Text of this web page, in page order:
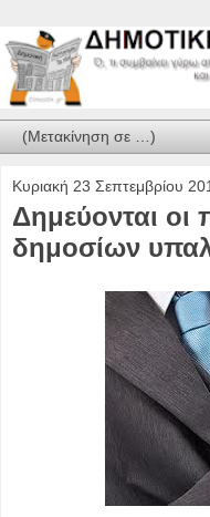
Κυριακή 23 Σεπτεμβρίου
Δημεύονται οι
δημοσίων